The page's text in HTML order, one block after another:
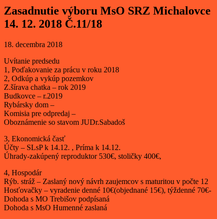
Zasadnutie výboru MsO SRZ Michalovce
14. 12. 2018 Č.11/18
18. decembra 2018
Uvítanie predsedu
1, Poďakovanie za prácu v roku 2018
2, Odkúp a vykúp pozemkov
Z.šírava chatka – rok 2019
Budkovce – r.2019
Rybársky dom –
Komisia pre odpredaj –
Oboznámenie so stavom JUDr.Sabadoš
3, Ekonomická časť
Účty – SLsP k 14.12. , Príma k 14.12.
Úhrady-zakúpený reproduktor 530€, stoličky 400€,
4, Hospodár
Rýb. stráž – Zaslaný nový návrh zaujemcov s maturitou v počte 12
Hosťovačky – vyradenie denné 10€(objednané 15€), týždenné 70€-
Dohoda s MO Trebišov podpísaná
Dohoda s MsO Humenné zaslaná